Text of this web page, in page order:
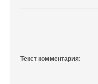
Текст комментария: